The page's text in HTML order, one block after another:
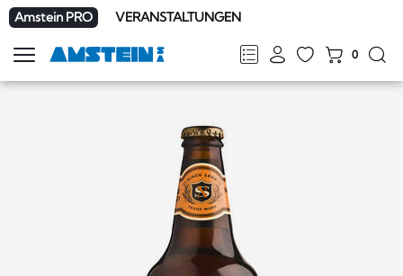
Amstein PRO VERANSTALTUNGEN
FRDEENIT
0
Navigation
zeigen